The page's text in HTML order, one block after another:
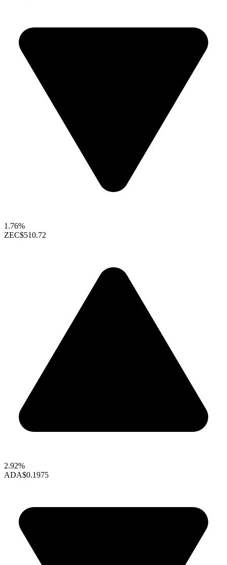
1.76%
ZEC$510.72
2.92%
ADA$0.1975